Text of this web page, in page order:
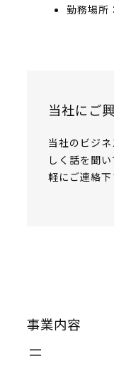
勤務場所
当社にご
当社のビジ
しく話を聞
軽にご連絡下
事業内容